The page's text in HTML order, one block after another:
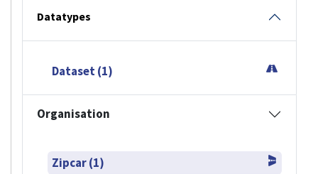
Datatypes
Dataset (1)
Organisation
Zipcar (1)